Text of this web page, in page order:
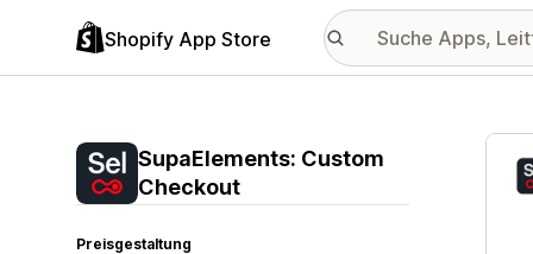
Shopify App Store
SupaElements: Custom
Checkout
Preisgestaltung